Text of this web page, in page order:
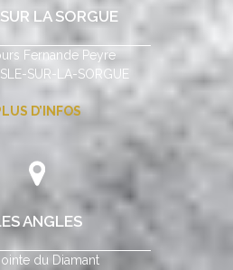
SUR LA SORGUE
Fernande Peyre
SUR-LA-SORGUE
D’INFOS
ANGLES
du Diamant